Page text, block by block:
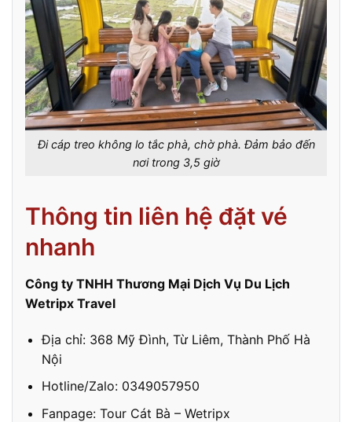
Đi cáp treo không lo tắc phà, chờ phà. Đảm bảo đến
nơi trong 3,5 giờ
Thông tin liên hệ đặt vé
nhanh
Công ty TNHH Thương Mại Dịch Vụ Du Lịch
Wetripx Travel
Địa chỉ: 368 Mỹ Đình, Từ Liêm, Thành Phố Hà
Nội
Hotline/Zalo: 0349057950
Fanpage: Tour Cát Bà – Wetripx